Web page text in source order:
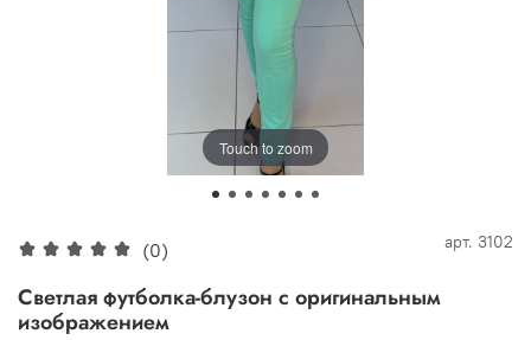
Touch to zoom
(0) арт. 3102
Светлая футболка-блузон с оригинальным
изображением